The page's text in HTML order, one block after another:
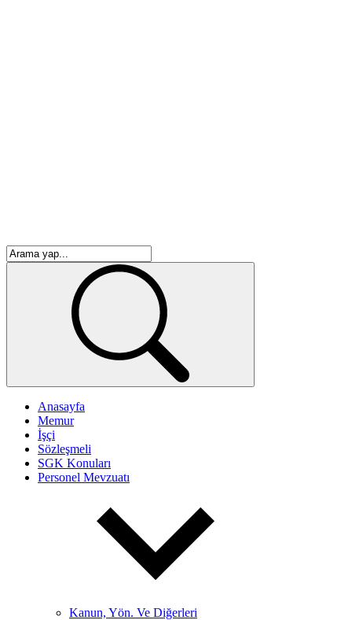
Anasayfa
Memur
İşçi
Sözleşmeli
SGK Konuları
Personel Mevzuatı
Kanun, Yön. Ve Diğerleri